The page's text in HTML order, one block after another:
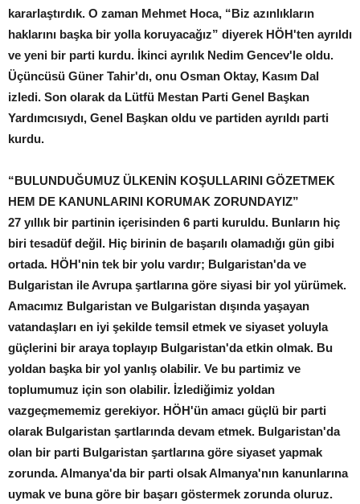
kararlaştırdık. O zaman Mehmet Hoca, “Biz azınlıkların
haklarını başka bir yolla koruyacağız” diyerek HÖH'ten ayrıldı
ve yeni bir parti kurdu. İkinci ayrılık Nedim Gencev'le oldu.
Üçüncüsü Güner Tahir'dı, onu Osman Oktay, Kasım Dal
izledi. Son olarak da Lütfü Mestan Parti Genel Başkan
Yardımcısıydı, Genel Başkan oldu ve partiden ayrıldı parti
kurdu.
“BULUNDUĞUMUZ ÜLKENİN KOŞULLARINI GÖZETMEK
HEM DE KANUNLARINI KORUMAK ZORUNDAYIZ”
27 yıllık bir partinin içerisinden 6 parti kuruldu. Bunların hiç
biri tesadüf değil. Hiç birinin de başarılı olamadığı gün gibi
ortada. HÖH'nin tek bir yolu vardır; Bulgaristan'da ve
Bulgaristan ile Avrupa şartlarına göre siyasi bir yol yürümek.
Amacımız Bulgaristan ve Bulgaristan dışında yaşayan
vatandaşları en iyi şekilde temsil etmek ve siyaset yoluyla
güçlerini bir araya toplayıp Bulgaristan'da etkin olmak. Bu
yoldan başka bir yol yanlış olabilir. Ve bu partimiz ve
toplumumuz için son olabilir. İzlediğimiz yoldan
vazgeçmememiz gerekiyor. HÖH'ün amacı güçlü bir parti
olarak Bulgaristan şartlarında devam etmek. Bulgaristan'da
olan bir parti Bulgaristan şartlarına göre siyaset yapmak
zorunda. Almanya'da bir parti olsak Almanya'nın kanunlarına
uymak ve buna göre bir başarı göstermek zorunda oluruz.